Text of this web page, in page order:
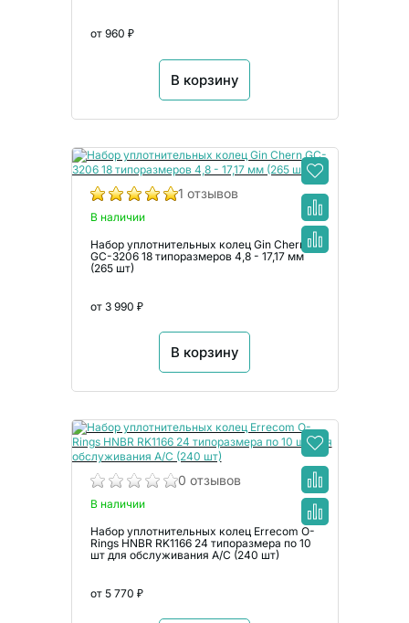
от 960 ₽
В корзину
1 отзывов
В наличии
Набор уплотнительных колец Gin Chern
GC-3206 18 типоразмеров 4,8 - 17,17 мм
(265 шт)
от 3 990 ₽
В корзину
0 отзывов
В наличии
Набор уплотнительных колец Errecom O-
Rings HNBR RK1166 24 типоразмера по 10
шт для обслуживания А/С (240 шт)
от 5 770 ₽